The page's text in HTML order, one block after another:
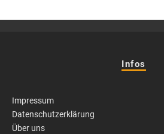
Infos
Impressum
Datenschutzerklärung
Über uns